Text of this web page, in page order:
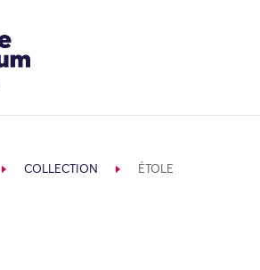
COLLECTION ÉTOLE